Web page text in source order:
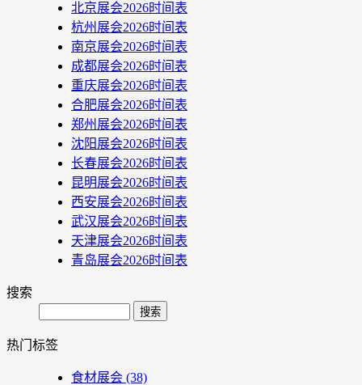
北京展会2026时间表
杭州展会2026时间表
南京展会2026时间表
成都展会2026时间表
重庆展会2026时间表
合肥展会2026时间表
郑州展会2026时间表
沈阳展会2026时间表
长春展会2026时间表
昆明展会2026时间表
西安展会2026时间表
武汉展会2026时间表
天津展会2026时间表
青岛展会2026时间表
搜索
Search
热门标签
食材展会 (38)